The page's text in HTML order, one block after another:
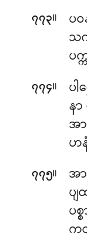
၇၇၃။ ပ
သ
ပက္
၇၇၄။ ပ
နာ
အ
ဟ
၇၇၅။ အ
ပျ
ပ
က